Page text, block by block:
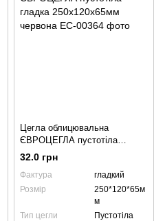
Цегла облицювальна
ЄВРОЦЕГЛА пустотіла
гладка 250х120х65мм червона
32.0 грн
Фактура
гладкий
Розмір
250*120*65м
м
Тип цегли
Пустотіла